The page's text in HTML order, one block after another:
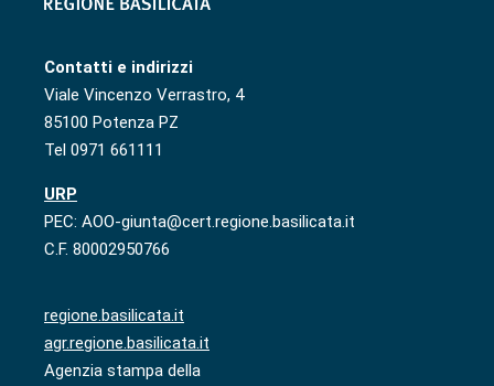
Contatti e indirizzi
Viale Vincenzo Verrastro, 4
85100 Potenza PZ
Tel 0971 661111
URP
PEC: AOO-giunta@cert.regione.basilicata.it
C.F. 80002950766
regione.basilicata.it
agr.regione.basilicata.it
Agenzia stampa della